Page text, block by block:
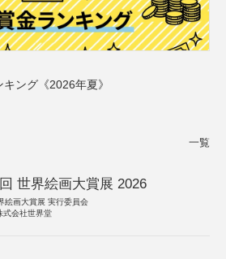
ング《2026年夏》
一覧
世界絵画大賞展 2026
絵画大賞展 実行委員会
式会社世界堂